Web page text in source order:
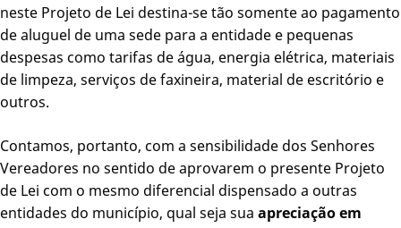
neste Projeto de Lei destina-se tão somente ao pagamento
de aluguel de uma sede para a entidade e pequenas
despesas como tarifas de água, energia elétrica, materiais
de limpeza, serviços de faxineira, material de escritório e
outros.
Contamos, portanto, com a sensibilidade dos Senhores
Vereadores no sentido de aprovarem o presente Projeto
de Lei com o mesmo diferencial dispensado a outras
entidades do município, qual seja sua apreciação em